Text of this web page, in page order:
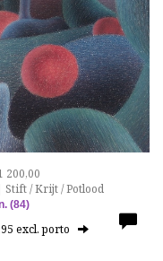
200,00
/ Krijt / Potlood
(84)
excl. porto